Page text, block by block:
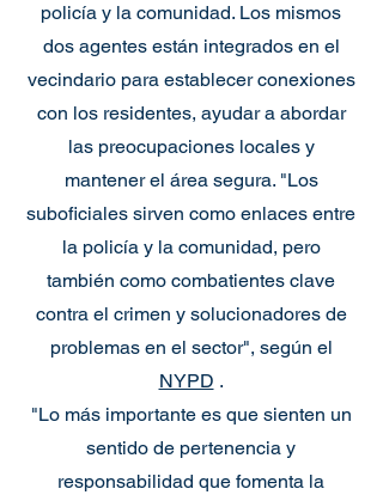
policía y la comunidad. Los mismos
dos agentes están integrados en el
vecindario para establecer conexiones
con los residentes, ayudar a abordar
las preocupaciones locales y
mantener el área segura. "Los
suboficiales sirven como enlaces entre
la policía y la comunidad, pero
también como combatientes clave
contra el crimen y solucionadores de
problemas en el sector", según el
NYPD .
"Lo más importante es que sienten un
sentido de pertenencia y
responsabilidad que fomenta la